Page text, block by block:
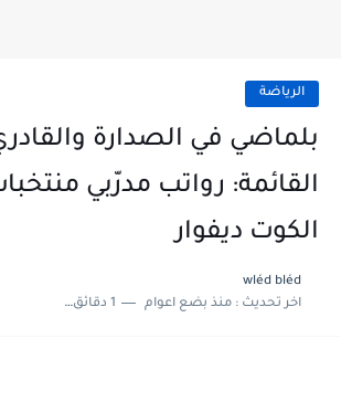
الرياضة
بلماضي في الصدارة
القائمة: رواتب مدرّبي
الكوت ديفوار
wléd bléd
اخر تحديث :منذ بضع اعوام 1 دقائق للقراءة